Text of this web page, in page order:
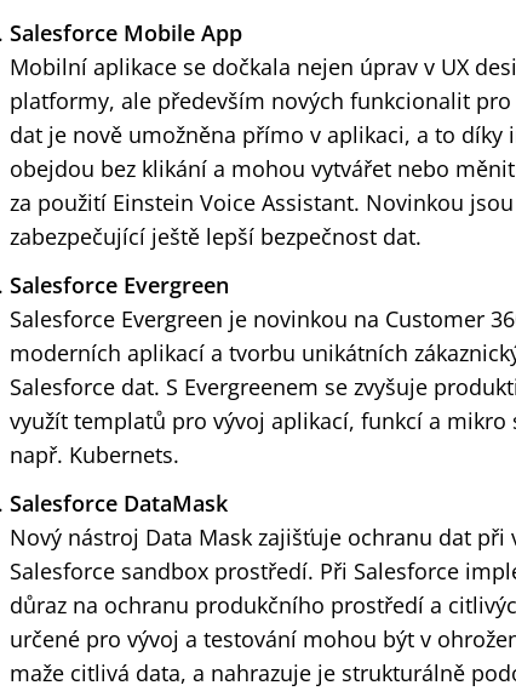
Salesforce Mobile App
Mobilní aplikace se dočkala nejen úprav v UX
platformy, ale především nových funkcionalit pro
dat je nově umožněna přímo v aplikaci, a to díky
obejdou bez klikání a mohou vytvářet nebo
za použití Einstein Voice Assistant. Novinkou
zabezpečující ještě lepší bezpečnost dat.
Salesforce Evergreen
Salesforce Evergreen je novinkou na Customer
moderních aplikací a tvorbu unikátních
Salesforce dat. S Evergreenem se zvyšuje
využít templatů pro vývoj aplikací, funkcí a mikro
např. Kubernets.
Salesforce DataMask
Nový nástroj Data Mask zajišťuje ochranu dat
Salesforce sandbox prostředí. Při Salesforce
důraz na ochranu produkčního prostředí a
určené pro vývoj a testování mohou být v
maže citlivá data, a nahrazuje je strukturálně